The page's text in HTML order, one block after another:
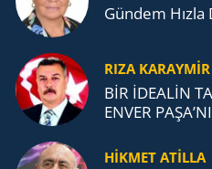
Gündem
RIZA KARAYMIR
BİR İDEALİN
ENVER
TEŞKİLATI’NA
HİKMET ATİLLA